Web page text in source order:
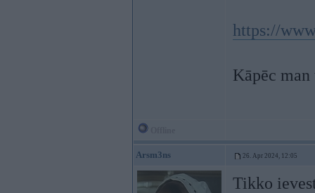
https://
Kāpēc
Arsm3ns 26. Apr 2024, 12:05
Tikko